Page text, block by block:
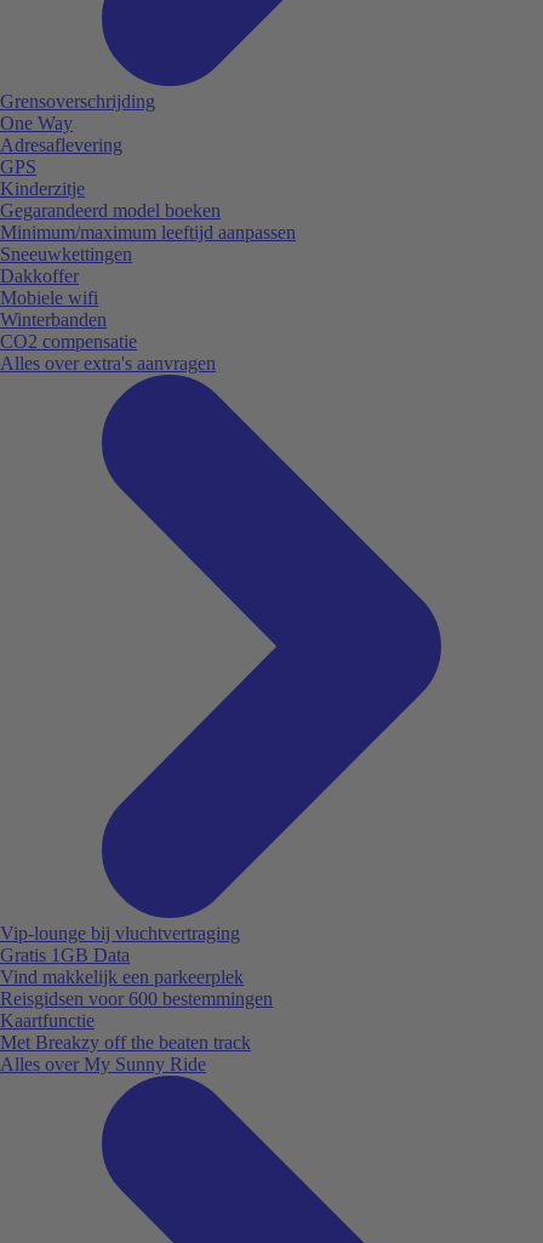
Grensoverschrijding
One Way
Adresaflevering
GPS
Kinderzitje
Gegarandeerd model boeken
Minimum/maximum leeftijd aanpassen
Sneeuwkettingen
Dakkoffer
Mobiele wifi
Winterbanden
CO2 compensatie
Alles over extra's aanvragen
Vip-lounge bij vluchtvertraging
Gratis 1GB Data
Vind makkelijk een parkeerplek
Reisgidsen voor 600 bestemmingen
Kaartfunctie
Met Breakzy off the beaten track
Alles over My Sunny Ride